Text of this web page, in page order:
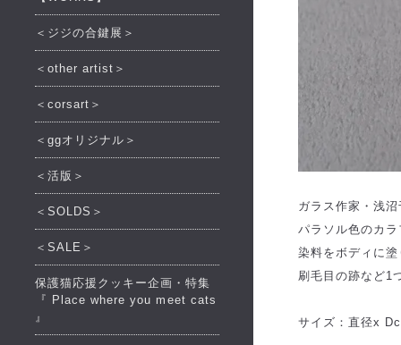
ガラス作家・浅
パラソル色のカ
染料をボディに
刷毛目の跡など1
サイズ：直径x
＜ジジの合鍵展＞
＜other artist＞
＜corsart＞
＜ggオリジナル＞
＜活版＞
＜SOLDS＞
＜SALE＞
保護猫応援クッキー企画・特集
『 Place where you meet cats
』